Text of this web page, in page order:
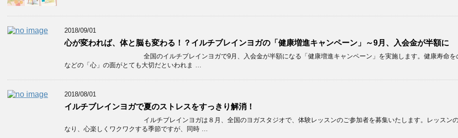
2018/09/01
心が変われば、体と脳も変わる！？イルチブレインヨガの「健康増進キャンペーン」～9月、入会金が半額に
全国のイルチブレインヨガで9月、入会金が半額になる「健康増進キャンペーン」を実施します。健康寿命
などの「心」の面がとても大切だといわれま …
2018/08/01
イルチブレインヨガで夏のストレスをすっきり解消！
イルチブレインヨガは８月、全国のヨガスタジオで、体験レッスンのご参加者を募集いたします。レッス
なり、心楽しくワクワクする季節ですが、同時 …